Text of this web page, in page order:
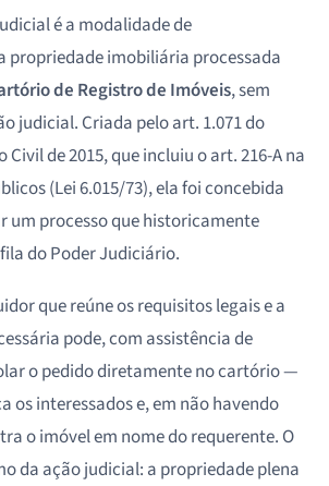
é a modalidade de
propriedade imobiliária processada
de Registro de Imóveis, sem
judicial. Criada pelo art. 1.071 do
Civil de 2015, que incluiu o art. 216-A na
(Lei 6.015/73), ela foi concebida
um processo que historicamente
do Poder Judiciário.
que reúne os requisitos legais e a
pode, com assistência de
o pedido diretamente no cartório —
os interessados e, em não havendo
o imóvel em nome do requerente. O
da ação judicial: a propriedade plena